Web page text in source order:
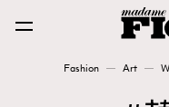
Fashion Art